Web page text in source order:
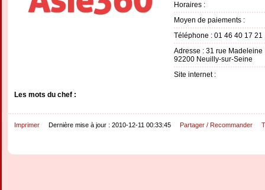
Horaires :
Moyen de paiements :
Téléphone : 01 46 40 17 21
Adresse : 31 rue Madeleine
92200 Neuilly-sur-Seine
Site internet :
Les mots du chef :
Imprimer Dernière mise à jour : 2010-12-11 00:33:45 Partager / Recommander